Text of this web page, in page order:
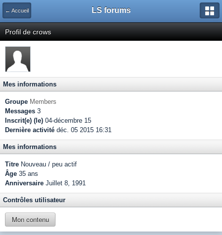
← Accueil LS forums
Profil de crows
Mes informations
Groupe Members
Messages 3
Inscrit(e) (le) 04-décembre 15
Dernière activité déc. 05 2015 16:31
Mes informations
Titre Nouveau / peu actif
Âge 35 ans
Anniversaire Juillet 8, 1991
Contrôles utilisateur
Mon contenu